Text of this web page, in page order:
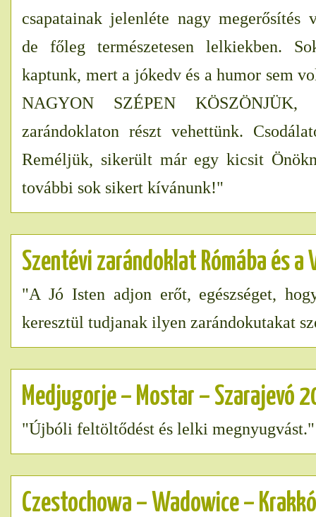
csapatainak jelenléte nagy megerősítés
de főleg természetesen lelkiekben.
kaptunk, mert a jókedv és a humor sem
NAGYON SZÉPEN
zarándoklaton részt vehettünk.
Reméljük, sikerült már egy kicsit
további sok sikert kívánunk!"
Szentévi zarándoklat Rómába és a
"A Jó Isten adjon erőt, egészséget,
keresztül tudjanak ilyen zarándokutakat
Medjugorje – Mostar – Szarajevó
"Újbóli feltöltődést és lelki megnyugvást."
Czestochowa – Wadowice –